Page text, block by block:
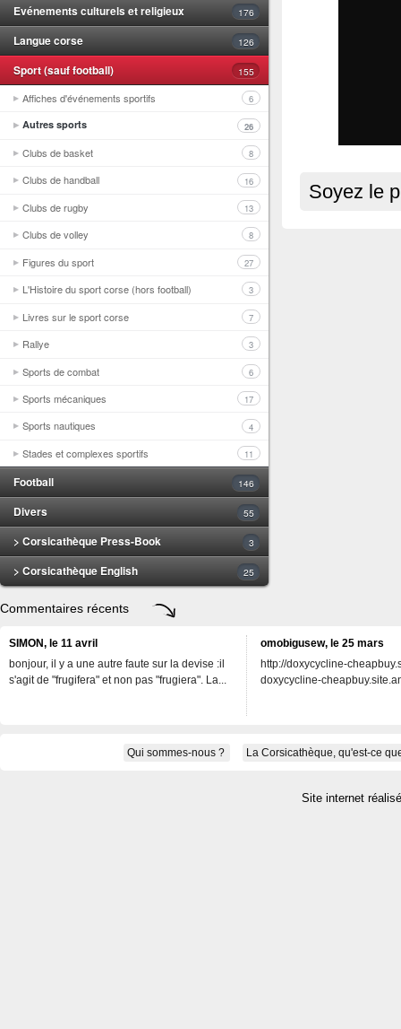
Evénements culturels et religieux 176
Langue corse 126
Sport (sauf football) 155
Affiches d'événements sportifs 6
Autres sports 26
Clubs de basket 8
Clubs de handball 16
Clubs de rugby 13
Clubs de volley 8
Figures du sport 27
L'Histoire du sport corse (hors football) 3
Livres sur le sport corse 7
Rallye 3
Sports de combat 6
Sports mécaniques 17
Sports nautiques 4
Stades et complexes sportifs 11
Football 146
Divers 55
> Corsicathèque Press-Book 3
> Corsicathèque English 25
Soyez le
Commentaires récents
SIMON, le 11 avril
bonjour, il y a une autre faute sur la devise :il
s'agit de "frugifera" et non pas "frugiera". La...
omobigusew, le 25 mars
http://doxycycline-
doxycycline-
Qui sommes-nous ? La Corsicathèque, qu'est-ce
Site internet